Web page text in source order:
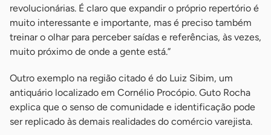
revolucionárias. É claro que expandir o próprio repertório é
muito interessante e importante, mas é preciso também
treinar o olhar para perceber saídas e referências, às vezes,
muito próximo de onde a gente está.”
Outro exemplo na região citado é do Luiz Sibim, um
antiquário localizado em Cornélio Procópio. Guto Rocha
explica que o senso de comunidade e identificação pode
ser replicado às demais realidades do comércio varejista.